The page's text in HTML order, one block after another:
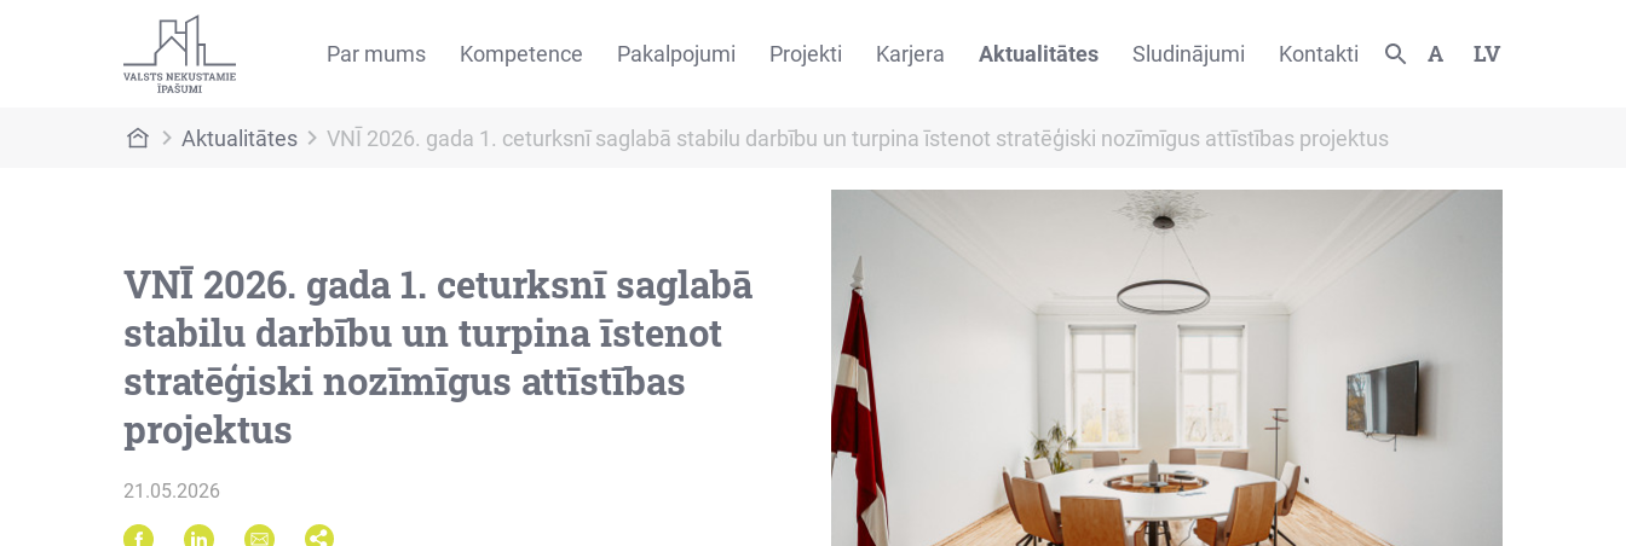
Par mums Kompetence Pakalpojumi Projekti Karjera Aktualitātes Sludinājumi Kontakti A LV
Aktualitātes VNĪ 2026. gada 1. ceturksnī saglabā stabilu darbību un turpina īstenot stratēģiski nozīmīgus attīstības projektus
VNĪ 2026. gada 1. ceturksnī saglabā
stabilu darbību un turpina īstenot
stratēģiski nozīmīgus attīstības
projektus
21.05.2026